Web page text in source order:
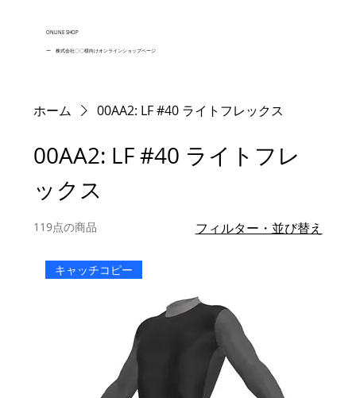
ONLINE SHOP
ー 株式会社〇〇様向けオンラインショップページ
ホーム 00AA2: LF #40 ライトフレックス
00AA2: LF #40 ライトフレ
ックス
119点の商品 フィルター・並び替え
キャッチコピー